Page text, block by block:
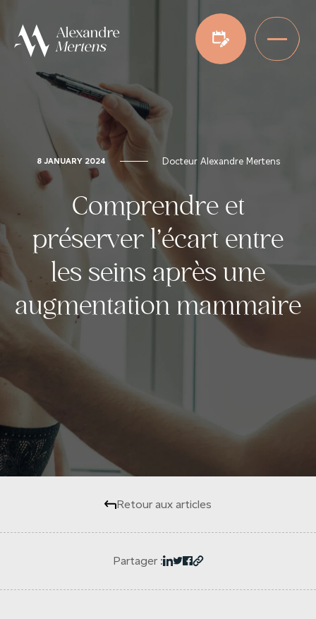
8 JANUARY 2024 Docteur Alexandre Mertens
Comprendre et
préserver l'écart entre
les seins après une
augmentation mammaire
Retour aux articles
Partager :